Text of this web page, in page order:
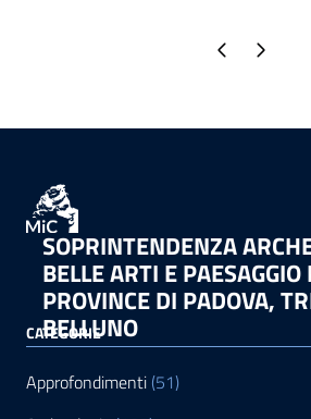
Pagina precedente
Pagina successiva
SOPRINTENDENZA
BELLE ARTI E PAESAGGIO
PROVINCE DI PADOVA,
BELLUNO
CATEGORIE
Approfondimenti (51)